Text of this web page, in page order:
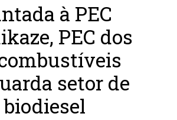
à PEC
PEC dos
setor de
biodiesel